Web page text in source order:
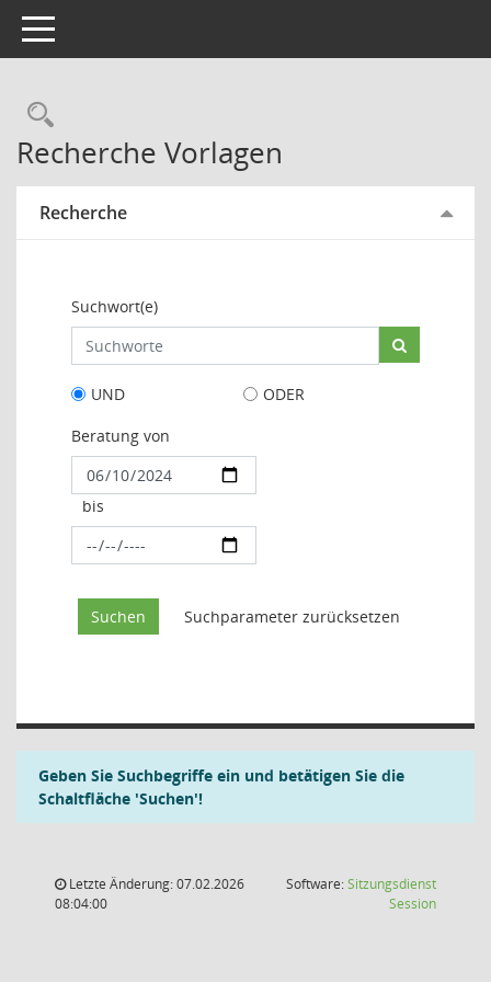
Toggle navigation
Rechercheauswahl
Recherche Vorlagen
Recherche
Suchwort(e)
UND
ODER
Beratung von
bis
Geben Sie Suchbegriffe ein und betätigen Sie die
Schaltfläche 'Suchen'!
Letzte Änderung: 07.02.2026
08:04:00
Software:Sitzungsdienst
Session(Wird in